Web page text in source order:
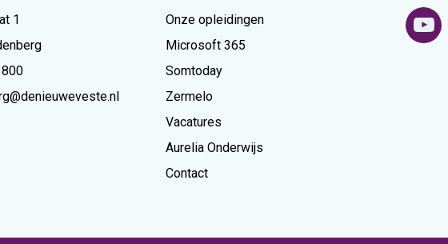
1
Onze opleidingen
Microsoft 365
Somtoday
Zermelo
Vacatures
Aurelia Onderwijs
Contact